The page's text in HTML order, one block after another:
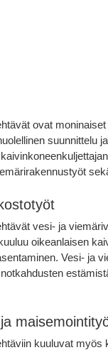
ovat
suunnittelu
vesi- ja
oikeanlaisen
Vesi- ja
kuuluvat